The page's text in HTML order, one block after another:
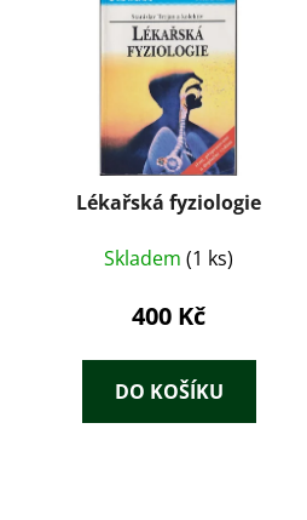
Lékařská fyziologie
Skladem (1 ks)
400 Kč
DO KOŠÍKU